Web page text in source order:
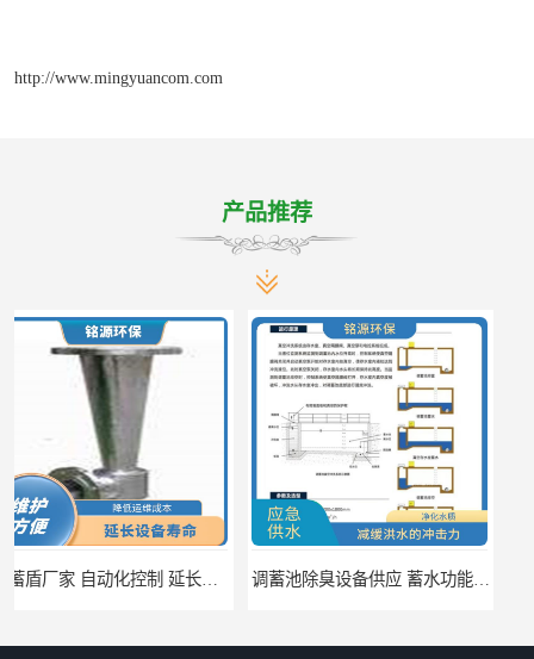
http://www.mingyuancom.com
产品推荐
调蓄池除臭设备供应 蓄水功能 暂时储存大量雨水